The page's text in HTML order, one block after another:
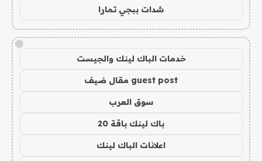
شدات ببجي تمارا
!
خدمات الباك لينك والجيست
guest post مقال ضيف
سوق العرب
باك لينك باقة 20
اعلانات الباك لينك